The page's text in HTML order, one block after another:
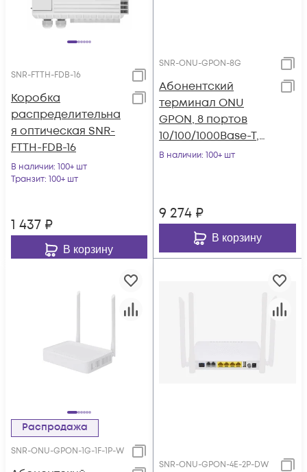
SNR-FTTH-FDB-16
Коробка
распределительна
я оптическая SNR-
FTTH-FDB-16
В наличии: 100+ шт
Транзит: 100+ шт
1 437 ₽
В корзину
SNR-ONU-GPON-8G
Абонентский
терминал ONU
GPON, 8 портов
10/100/1000Base-T,
совместим с
В наличии: 100+ шт
9 274 ₽
В корзину
Распродажа
SNR-ONU-GPON-1G-1F-1P-W
SNR-ONU-GPON-4E-2P-DW